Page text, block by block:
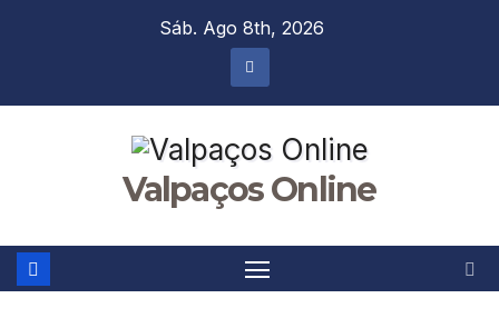
Sáb. Ago 8th, 2026
Valpaços Online